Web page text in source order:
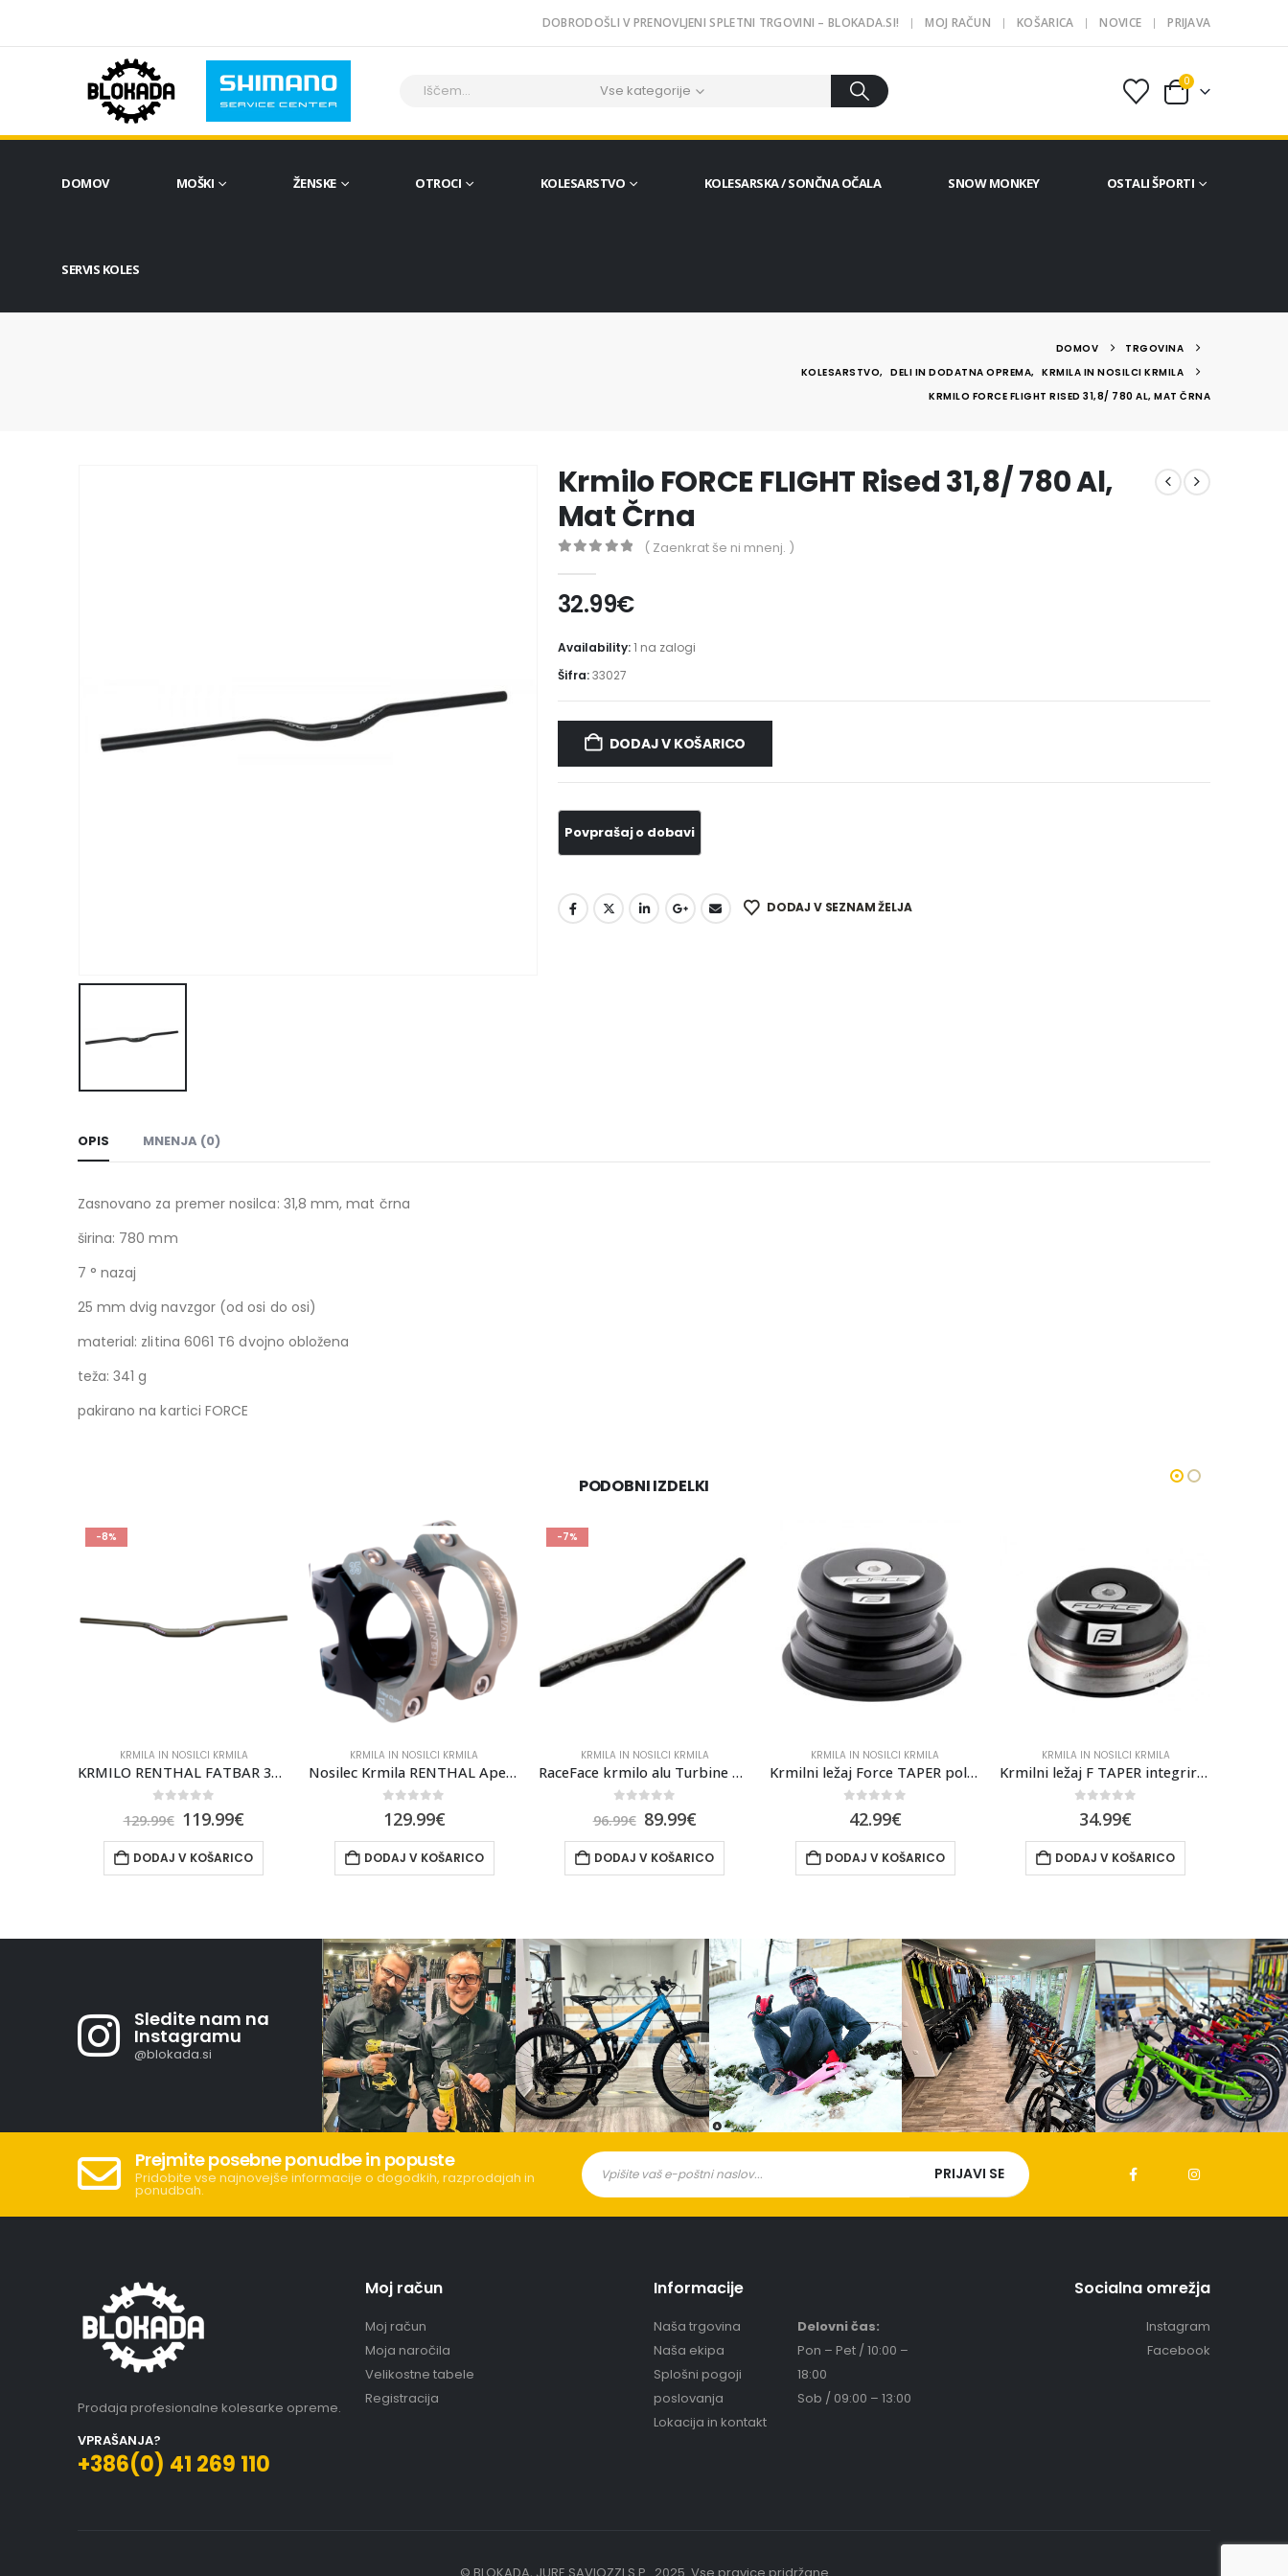
DOBRODOŠLI V PRENOVLJENI SPLETNI TRGOVINI – BLOKADA.SI! MOJ RAČUN KOŠARICA NOVICE PRIJAVA
Vse kategorije
0
DOMOV MOŠKI ŽENSKE OTROCI KOLESARSTVO KOLESARSKA / SONČNA OČALA SNOW MONKEY OSTALI ŠPORTI
SERVIS KOLES
DOMOV
TRGOVINA
KOLESARSTVO, DELI IN DODATNA OPREMA,
KRMILA IN NOSILCI KRMILA
KRMILO FORCE FLIGHT RISED 31,8/ 780 AL, MAT ČRNA
Krmilo FORCE FLIGHT Rised 31,8/ 780 Al,
Mat Črna
( Zaenkrat še ni mnenj. )
32.99€
Availability:1 na zalogi
Šifra:33027
DODAJ V KOŠARICO
DODAJ V SEZNAM ŽELJA
OPIS MNENJA (0)
Zasnovano za premer nosilca: 31,8 mm, mat črna
širina: 780 mm
7 ° nazaj
25 mm dvig navzgor (od osi do osi)
material: zlitina 6061 T6 dvojno obložena
teža: 341 g
pakirano na kartici FORCE
PODOBNI IZDELKI
KRMILA IN NOSILCI KRMILA
Nosilec Krmila RENTHAL Apex D35 33mm
129.99€
DODAJ V KOŠARICO
KRMILA IN NOSILCI KRMILA
RaceFace krmilo alu Turbine R 35x800mm, 35mm Rise, črno
96.99€ 89.99
DODAJ V KOŠARICO
KRMILA IN NOSILCI KRMILA
Krmilni ležaj Force TAPER pol-integriran. 56mm črna
42.99€
DODAJ V KOŠARICO
KRMILA IN NOSILCI KRMILA
Krmilni ležaj F TAPER integriran 1 1/8”-1 1/2”
34.99€
DODAJ V KOŠARICO
KRMILA IN NOSILCI KRMILA
Nosilec Krmila FORCE BASIC S4.5 31,8/45mm Al, Črna Mat
27.99€
DODAJ V KOŠARICO
Sledite nam na
Instagramu
@blokada.si
Prejmite posebne ponudbe in popuste
Pridobite vse najnovejše informacije o dogodkih, razprodajah in
ponudbah.
Prodaja profesionalne kolesarke opreme.
VPRAŠANJA?
+386(0) 41 269 110
Moj račun
Moj račun
Moja naročila
Velikostne tabele
Registracija
Informacije
Naša trgovina
Naša ekipa
Splošni pogoji
poslovanja
Lokacija in kontakt
Delovni čas:
Pon – Pet / 10:00 –
18:00
Sob / 09:00 – 13:00
Socialna omrežja
Instagram
Facebook
© BLOKADA, JURE SAVIOZZI S.P.. 2025. Vse pravice pridržane